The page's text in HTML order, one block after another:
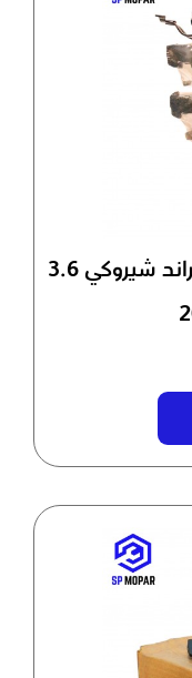
طقم فحمات أمامي دورانجو قراند شيروكي 3.6